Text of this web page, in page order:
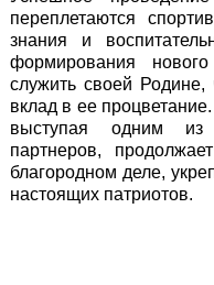
переплетаются
знания и
формирования
служить своей Родине,
вклад в ее
выступая одним из
партнеров,
благородном деле,
настоящих патриотов.